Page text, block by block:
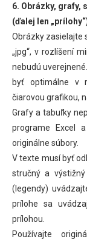
6. Obrázky, grafy,
(ďalej len
Obrázky zasielajte
„jpg“, v rozlíšení
nebudú
byť optimálne v
čiarovou grafikou,
Grafy a tabuľky
programe Excel
originálne súbory.
V texte musí byť
stručný a
(legendy)
prílohe sa
prílohou.
Používajte